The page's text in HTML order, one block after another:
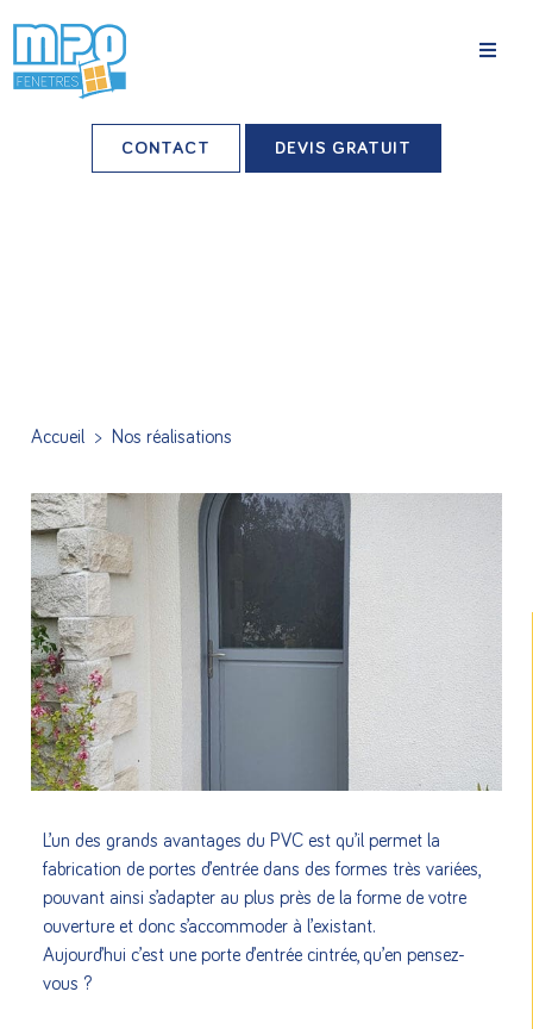
Nos agences
Nos produits
CONTACT DEVIS GRATUIT
Accueil > Nos réalisations
L’un des grands avantages du PVC est qu’il permet la
fabrication de portes d’entrée dans des formes très variées,
pouvant ainsi s’adapter au plus près de la forme de votre
ouverture et donc s’accommoder à l’existant.
Aujourd’hui c’est une porte d’entrée cintrée, qu’en pensez-
vous ?